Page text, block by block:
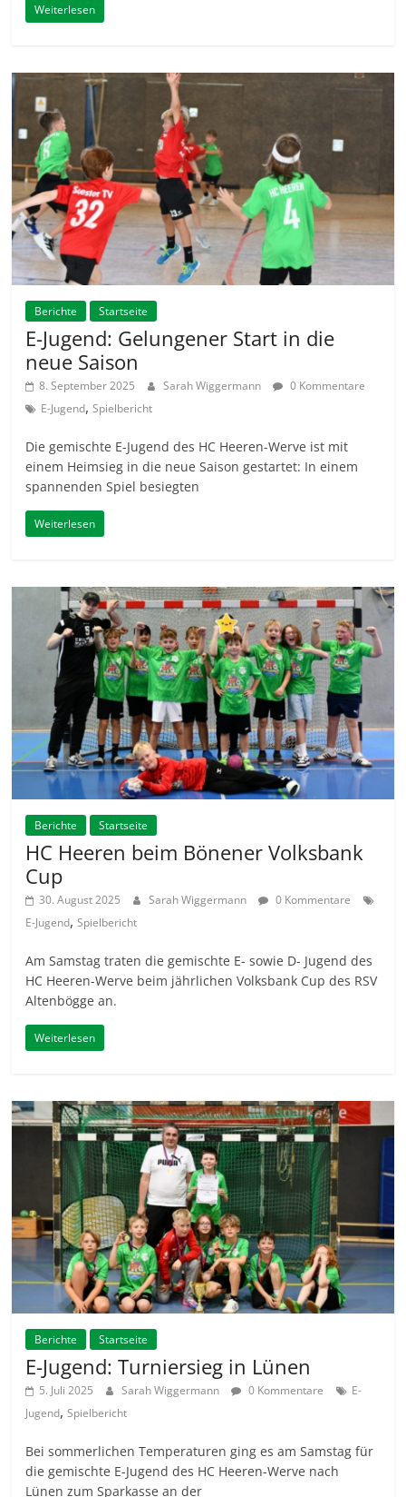
Weiterlesen
Berichte Startseite
E-Jugend: Gelungener Start in die
neue Saison
8. September 2025 Sarah Wiggermann
0 Kommentare
E-Jugend,Spielbericht
Die gemischte E-Jugend des HC Heeren-Werve ist mit
einem Heimsieg in die neue Saison gestartet: In einem
spannenden Spiel besiegten
Weiterlesen
Berichte Startseite
HC Heeren beim Bönener Volksbank
Cup
30. August 2025 Sarah Wiggermann
0 Kommentare
E-Jugend,Spielbericht
Am Samstag traten die gemischte E- sowie D- Jugend des
HC Heeren-Werve beim jährlichen Volksbank Cup des RSV
Altenbögge an.
Weiterlesen
Berichte Startseite
E-Jugend: Turniersieg in Lünen
5. Juli 2025 Sarah Wiggermann 0 Kommentare
E-
Jugend,Spielbericht
Bei sommerlichen Temperaturen ging es am Samstag für
die gemischte E-Jugend des HC Heeren-Werve nach
Lünen zum Sparkasse an der